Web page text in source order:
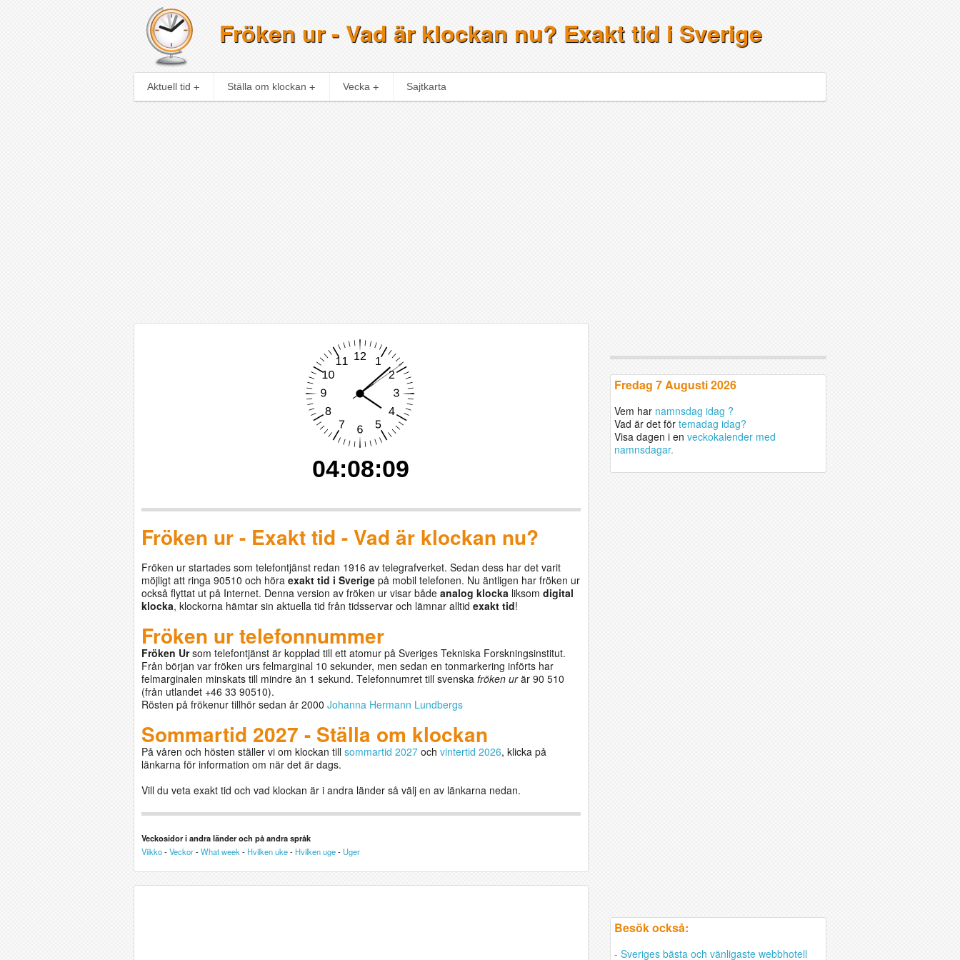
Fröken ur - Vad är klockan nu? Exakt tid i Sverige
Aktuell tid Ställa om klockan Vecka Sajtkarta
Fröken ur - Exakt tid - Vad är klockan nu?
Fröken ur startades som telefontjänst redan 1916 av telegrafverket. Sedan dess har det varit
möjligt att ringa 90510 och höra exakt tid i Sverige på mobil telefonen. Nu äntligen har fröken ur
också flyttat ut på Internet. Denna version av fröken ur visar både analog klocka liksom digital
klocka, klockorna hämtar sin aktuella tid från tidsservar och lämnar alltid exakt tid!
Fröken ur telefonnummer
Fröken Ursom telefontjänst är kopplad till ett atomur på Sveriges Tekniska Forskningsinstitut.
Från början var fröken urs felmarginal 10 sekunder, men sedan en tonmarkering införts har
felmarginalen minskats till mindre än 1 sekund. Telefonnumret till svenska fröken urär 90 510
(från utlandet +46 33 90510).
Rösten på frökenur tillhör sedan år 2000 Johanna Hermann Lundbergs
Sommartid 2027 - Ställa om klockan
På våren och hösten ställer vi om klockan till sommartid 2027 och vintertid 2026, klicka på
länkarna för information om när det är dags.
Vill du veta exakt tid och vad klockan är i andra länder så välj en av länkarna nedan.
Veckosidor i andra länder och på andra språk
Viikko-Veckor-What week - Hvilken uke- Hvilken uge- Uger
Fredag 7 Augusti 2026
Vem har namnsdag idag ?
Vad är det för temadag idag?
Visa dagen i en veckokalender med
namnsdagar.
Besök också:
- Sveriges bästa och vänligaste webbhotell